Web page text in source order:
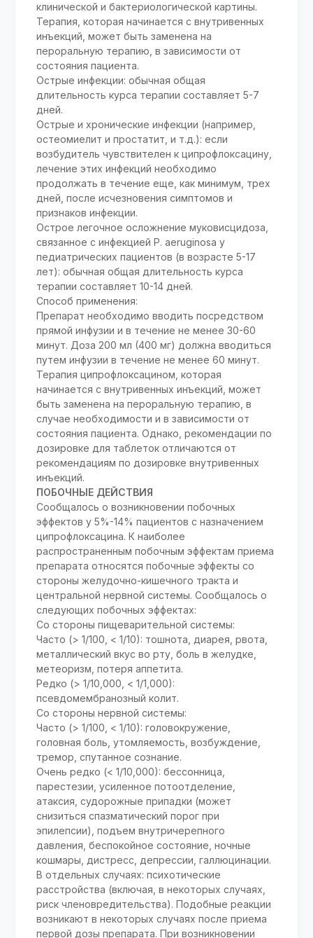
клинической и бактериологической картины.
Терапия, которая начинается с внутривенных
инъекций, может быть заменена на
пероральную терапию, в зависимости от
состояния пациента.
Острые инфекции: обычная общая
длительность курса терапии составляет 5-7
дней.
Острые и хронические инфекции (например,
остеомиелит и простатит, и т.д.): если
возбудитель чувствителен к ципрофлоксацину,
лечение этих инфекций необходимо
продолжать в течение еще, как минимум, трех
дней, после исчезновения симптомов и
признаков инфекции.
Острое легочное осложнение муковисцидоза,
связанное с инфекцией P. aeruginosa у
педиатрических пациентов (в возрасте 5-17
лет): обычная общая длительность курса
терапии составляет 10-14 дней.
Способ применения:
Препарат необходимо вводить посредством
прямой инфузии и в течение не менее 30-60
минут. Доза 200 мл (400 мг) должна вводиться
путем инфузии в течение не менее 60 минут.
Терапия ципрофлоксацином, которая
начинается с внутривенных инъекций, может
быть заменена на пероральную терапию, в
случае необходимости и в зависимости от
состояния пациента. Однако, рекомендации по
дозировке для таблеток отличаются от
рекомендациям по дозировке внутривенных
инъекций.
ПОБОЧНЫЕ ДЕЙСТВИЯ
Сообщалось о возникновении побочных
эффектов у 5%-14% пациентов с назначением
ципрофлоксацина. К наиболее
распространенным побочным эффектам приема
препарата относятся побочные эффекты со
стороны желудочно-кишечного тракта и
центральной нервной системы. Сообщалось о
следующих побочных эффектах:
Со стороны пищеварительной системы:
Часто (> 1/100, < 1/10): тошнота, диарея, рвота,
металлический вкус во рту, боль в желудке,
метеоризм, потеря аппетита.
Редко (> 1/10,000, < 1/1,000):
псевдомембранозный колит.
Со стороны нервной системы:
Часто (> 1/100, < 1/10): головокружение,
головная боль, утомляемость, возбуждение,
тремор, спутанное сознание.
Очень редко (< 1/10,000): бессонница,
парестезии, усиленное потоотделение,
атаксия, судорожные припадки (может
снизиться спазматический порог при
эпилепсии), подъем внутричерепного
давления, беспокойное состояние, ночные
кошмары, дистресс, депрессии, галлюцинации.
В отдельных случаях: психотические
расстройства (включая, в некоторых случаях,
риск членовредительства). Подобные реакции
возникают в некоторых случаях после приема
первой дозы препарата. При возникновении